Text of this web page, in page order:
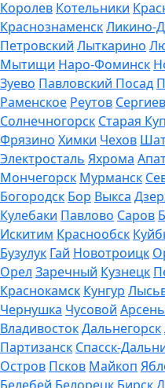
Королев Котельники
КраснознаменскЛикино-
Петровский Лыткарино
Мытищи Наро-Фоминск
Зуево Павловский Посад
Раменское Реутов
Солнечногорск Старая
Фрязино Химки Чехов
Электросталь Яхрома
Мончегорск Мурманск
Богородск Бор Выкса
Кулебаки Павлово Саров
Искитим Краснообск
Бузулук Гай Новотроицк
Орел Заречный Кузнецк
Краснокамск Кунгур
Чернушка Чусовой
ВладивостокДальнегорск
Партизанск Спасск-
Остров Псков Майкоп